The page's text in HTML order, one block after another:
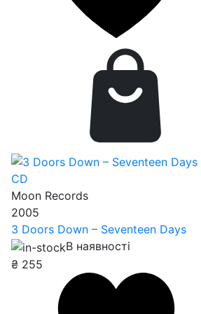
CD
Moon Records
2005
3 Doors Down – Seventeen Days
В наявності
₴ 255